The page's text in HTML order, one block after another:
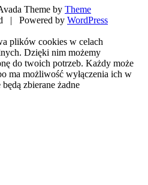
Theme by Theme
| Powered by WordPress
plików cookies w celach
Dzięki nim możemy
do twoich potrzeb. Każdy może
ma możliwość wyłączenia ich w
zbierane żadne